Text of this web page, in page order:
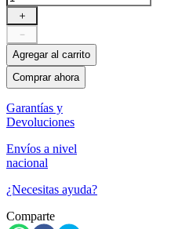
＋
－
Agregar al carrito
Comprar ahora
Garantías y
Devoluciones
Envíos a nivel
nacional
¿Necesitas ayuda?
Comparte